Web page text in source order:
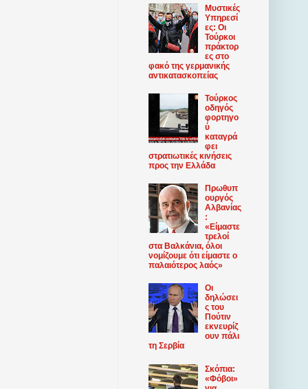
Μυστικές
Υπηρεσί
ες: Οι
Τούρκοι
πράκτορ
ες στο
φακό της γερμανικής
αντικατασκοπείας
Τούρκος
οδηγός
φορτηγο
ύ
καταγρά
φει
στρατιωτικές κινήσεις
προς την Ελλάδα
Πρωθυπ
ουργός
Αλβανίας
:
«Είμαστε
τρελοί
στα Βαλκάνια, όλοι
νομίζουμε ότι είμαστε ο
παλαιότερος λαός»
Οι
δηλώσει
ς του
Πούτιν
εκνευρίζ
ουν πάλι
τη Σερβία
Σκόπια:
«Φόβοι»